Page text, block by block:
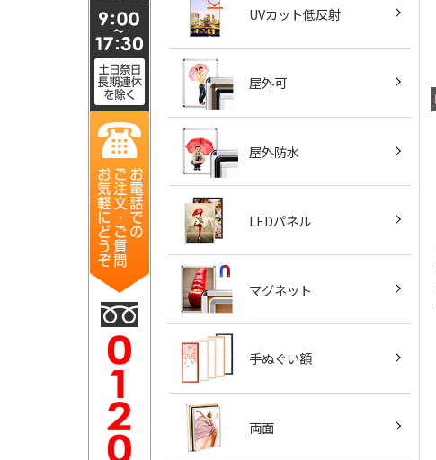
UVカット低反射
屋外可
屋外防水
LEDパネル
マグネット
手ぬぐい額
両面